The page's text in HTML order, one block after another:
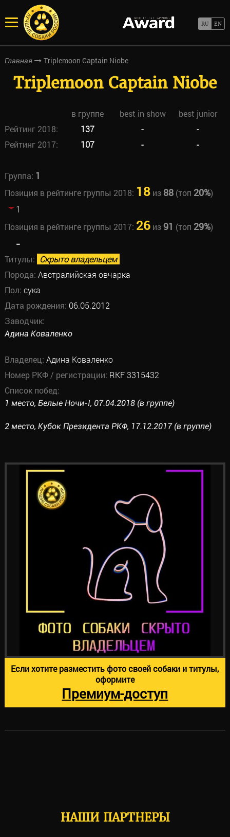
Главная Triplemoon Captain Niobe
Triplemoon Captain Niobe
в группе best in show
best junior
Рейтинг 2018:
137 -
-
Рейтинг 2017:
107 - -
Группа: 1
Позиция в рейтинге группы 2018: 18из 88(топ 20%)
1
Позиция в рейтинге группы 2017: 26из91 (топ 29%)
=
Титулы: Скрыто владельцем
Порода: Австралийская овчарка
Пол: сука
Дата рождения: 06.05.2012
Заводчик:
Адина Коваленко
Владелец: Адина Коваленко
Номер РКФ / регистрации: RKF 3315432
Список побед:
1 место, Белые Ночи-I, 07.04.2018 (в группе)
2 место, Кубок Президента РКФ, 17.12.2017 (в группе)
Если хотите разместить фото своей собаки и титулы,
оформите
Премиум-доступ
НАШИ ПАРТНЕРЫ